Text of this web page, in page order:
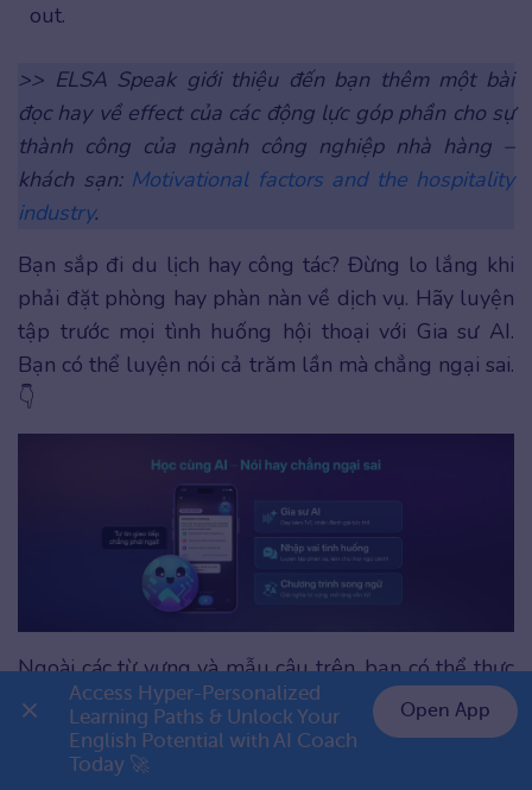
out.
>> ELSA Speak giới thiệu đến bạn thêm một bài
đọc hay về effect của các động lực góp phần cho sự
thành công của ngành công nghiệp nhà hàng –
khách sạn: Motivational factors and the hospitality
industry.
Bạn sắp đi du lịch hay công tác? Đừng lo lắng khi
phải đặt phòng hay phàn nàn về dịch vụ. Hãy luyện
tập trước mọi tình huống hội thoại với Gia sư AI.
Bạn có thể luyện nói cả trăm lần mà chẳng ngại sai.
👇
Ngoài các từ vựng và mẫu câu trên, bạn có thể thực
hành luyện nói qua ứng dụng ELSA Speak để giao
tiếp tiếng Anh khách sạn tốt hơn khi đặt phòng, lưu
trú hoặc những chủ đề khác trong cuộc sống.
👉 Premium 1 năm chỉ 799K
Access Hyper-Personalized
Learning Paths & Unlock Your
English Potential with AI Coach
Today 🚀
Open App